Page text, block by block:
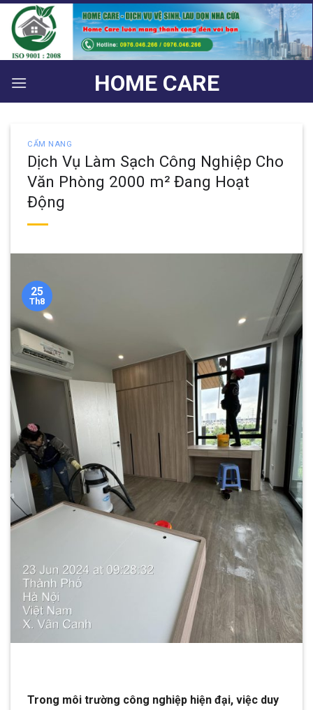
Bỏ
qua
nội
dung
HOME CARE
CẨM NANG
Dịch Vụ Làm Sạch Công Nghiệp Cho
Văn Phòng 2000 m² Đang Hoạt
Động
25
Th8
Trong môi trường công nghiệp hiện đại, việc duy